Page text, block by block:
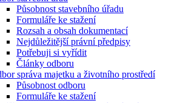
Působnost stavebního úřadu
Formuláře ke stažení
Rozsah a obsah dokumentací
Nejdůležitější právní předpisy
Potřebuji si vyřídit
Články odboru
správa majetku a životního prostředí
Působnost odboru
Formuláře ke stažení